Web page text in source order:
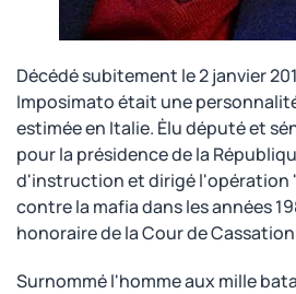
Décédé subitement le 2 janvier
Imposimato était une
estimée en Italie. Èlu député et
pour la présidence de la
d'instruction et dirigé l'opération
contre la mafia dans les années
honoraire de la Cour de
Surnommé l'homme aux mille